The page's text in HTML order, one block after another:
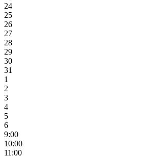
24
25
26
27
28
29
30
31
1
2
3
4
5
6
9:00
10:00
11:00